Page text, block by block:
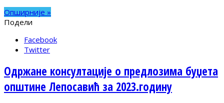
Опширније »
Подели
Facebook
Twitter
Одржане консултације о предлозима буџета
општине Лепосавић за 2023.годину